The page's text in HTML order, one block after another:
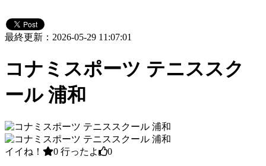
最終更新：2026-05-29 11:07:01
コナミスポーツ テニススク
ール 浦和
イイね！ 0 行ったよ 0